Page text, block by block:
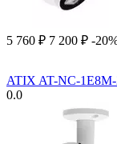
5 760 ₽ 7 200 ₽ -
ATIX AT-NC-
0.0